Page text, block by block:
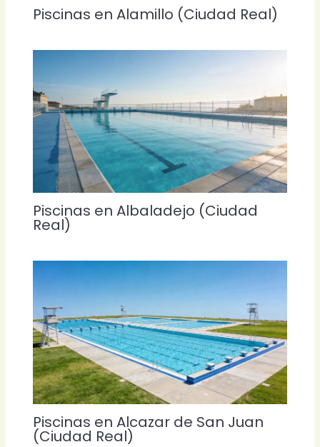
Piscinas en Alamillo (Ciudad Real)
Piscinas en Albaladejo (Ciudad
Real)
Piscinas en Alcazar de San Juan
(Ciudad Real)